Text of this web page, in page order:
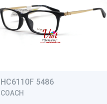
HC6110F 5486
COACH